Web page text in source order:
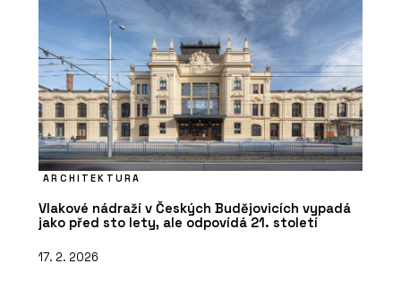
ARCHITEKTURA
Vlakové nádraží v Českých Budějovicích vypadá
jako před sto lety, ale odpovídá 21. století
17. 2. 2026